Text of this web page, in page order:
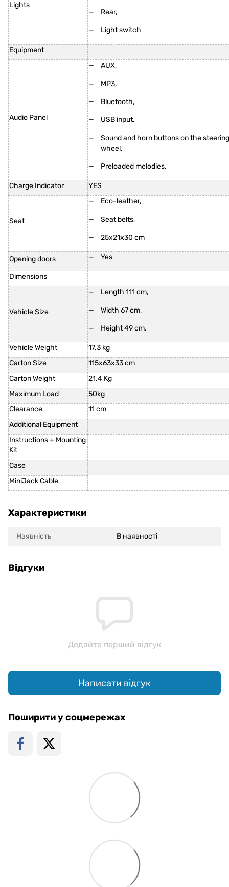
Lights
Rear,
Light switch
Equipment
Audio Panel
AUX,
MP3,
Bluetooth,
USB input,
Sound and horn buttons on the steering
wheel,
Preloaded melodies,
Charge Indicator YES
Seat
Eco-leather,
Seat belts,
25x21x30 cm
Opening doors Yes
Dimensions
Vehicle Size
Length 111 cm,
Width 67 cm,
Height 49 cm,
Vehicle Weight
17.3 kg
Carton Size
115x63x33 cm
Carton Weight
21.4 Kg
Maximum Load
50kg
Clearance
11 cm
Additional Equipment
Instructions + Mounting
Kit
Case
MiniJack Cable
Характеристики
Наявність В наявності
Відгуки
Додайте перший відгук
Написати відгук
Поширити у соцмережах